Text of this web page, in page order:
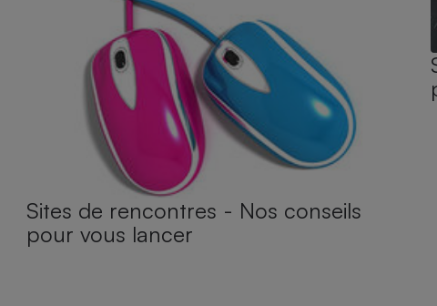
Sites de rencontres - Nos conseils
pour vous lancer